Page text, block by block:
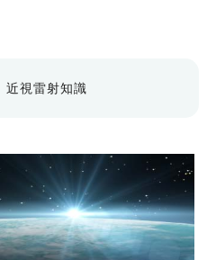
近視雷射知識